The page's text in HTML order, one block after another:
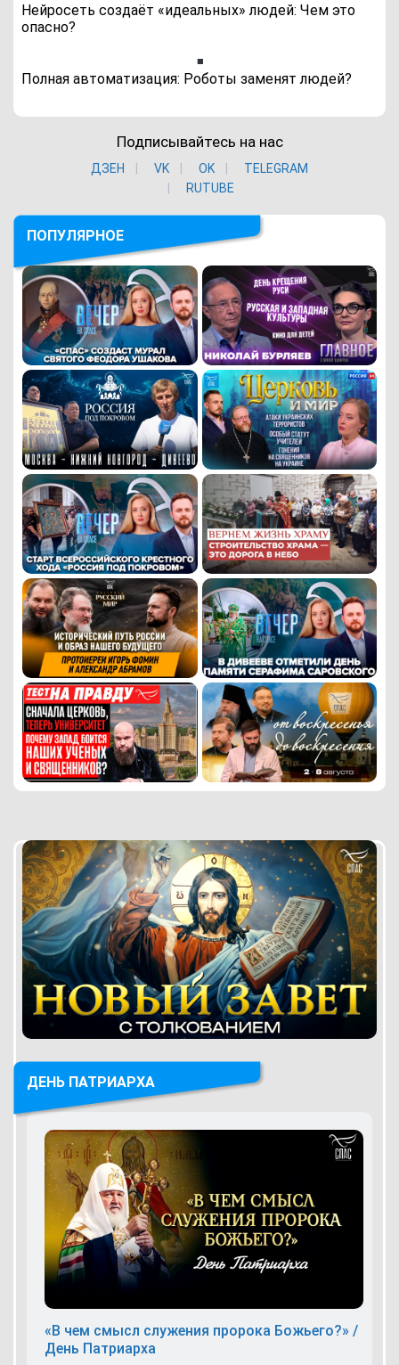
Нейросеть создаёт «идеальных» людей: Чем это
опасно?
Полная автоматизация: Роботы заменят людей?
Подписывайтесь на нас
ДЗЕН VK ОK
TELEGRAM
RUTUBE
ПОПУЛЯРНОЕ
ДЕНЬ ПАТРИАРХА
«В чем смысл служения пророка Божьего?» /
День Патриарха